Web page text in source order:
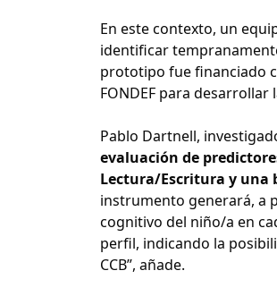
En este contexto, un
identificar
prototipo fue financiado
FONDEF para
Pablo Dartnell,
evaluación de
Lectura/Escritura y una
instrumento generará, a
cognitivo del niño/a en
perfil, indicando la
CCB”, añade.